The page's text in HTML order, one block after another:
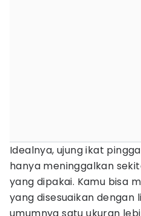
Idealnya, ujung ikat
hanya meninggalkan
yang dipakai. Kamu bisa
yang disesuaikan dengan